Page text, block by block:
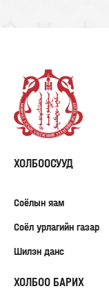
ХОЛБООСУУД
Соёлын яам
Соёл урлагийн газар
Шилэн данс
ХОЛБОО БАРИХ